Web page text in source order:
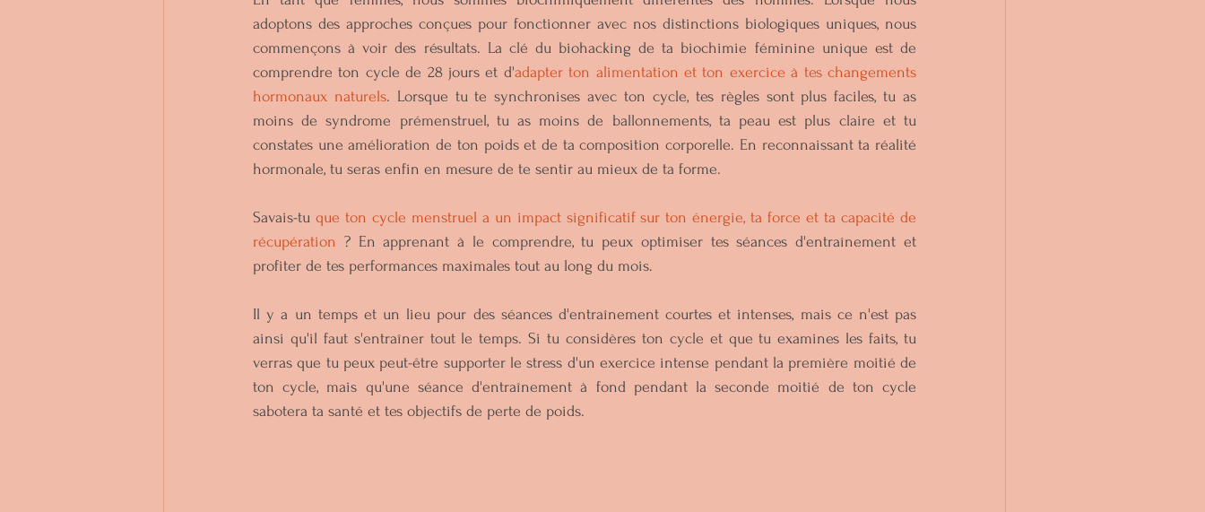
adoptons des approches conçues pour fonctionner avec nos distinctions biologiques uniques, nous
commençons à voir des résultats. La clé du biohacking de ta biochimie féminine unique est de
comprendre ton cycle de 28 jours et d'adapter ton alimentation et ton exercice à tes changements
hormonaux naturels. Lorsque tu te synchronises avec ton cycle, tes règles sont plus faciles, tu as
moins de syndrome prémenstruel, tu as moins de ballonnements, ta peau est plus claire et tu
constates une amélioration de ton poids et de ta composition corporelle. En reconnaissant ta réalité
hormonale, tu seras enfin en mesure de te sentir au mieux de ta forme.
Savais-tu que ton cycle menstruel a un impact significatif sur ton énergie, ta force et ta capacité de
récupération ? En apprenant à le comprendre, tu peux optimiser tes séances d'entraînement et
profiter de tes performances maximales tout au long du mois.
Il y a un temps et un lieu pour des séances d'entraînement courtes et intenses, mais ce n'est pas
ainsi qu'il faut s'entraîner tout le temps. Si tu considères ton cycle et que tu examines les faits, tu
verras que tu peux peut-être supporter le stress d'un exercice intense pendant la première moitié de
ton cycle, mais qu'une séance d'entraînement à fond pendant la seconde moitié de ton cycle
sabotera ta santé et tes objectifs de perte de poids.